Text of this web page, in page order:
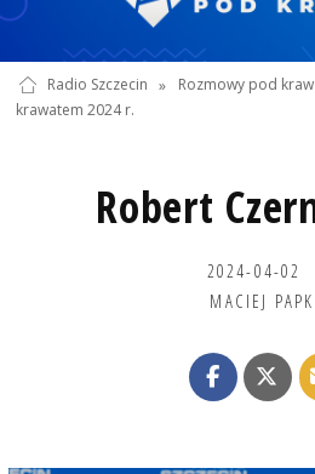
Radio Szczecin » Rozmowy pod
krawatem 2024 r.
Robert
2024-04-02
MACIEJ